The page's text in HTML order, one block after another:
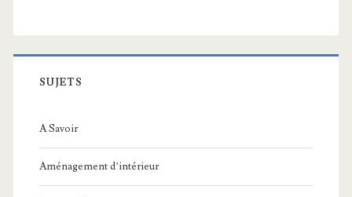
SUJETS
A Savoir
Aménagement d’intérieur